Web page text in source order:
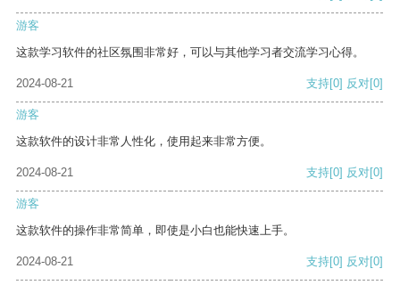
游客
这款学习软件的社区氛围非常好，可以与其他学习者交流学习心得。
2024-08-21 支持[0] 反对[0]
游客
这款软件的设计非常人性化，使用起来非常方便。
2024-08-21 支持[0] 反对[0]
游客
这款软件的操作非常简单，即使是小白也能快速上手。
2024-08-21 支持[0] 反对[0]